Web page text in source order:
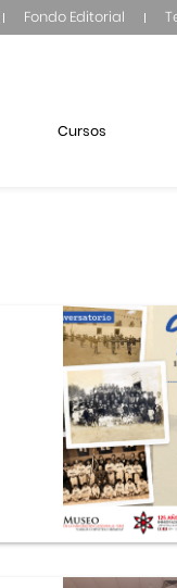
Fondo Editorial
Cursos